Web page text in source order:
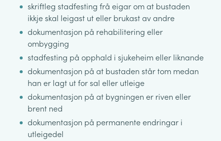
skriftleg stadfesting frå eigar om at bustaden
ikkje skal leigast ut eller brukast av andre
dokumentasjon på rehabilitering eller
ombygging
stadfesting på opphald i sjukeheim eller liknande
dokumentasjon på at bustaden står tom medan
han er lagt ut for sal eller utleige
dokumentasjon på at bygningen er riven eller
brent ned
dokumentasjon på permanente endringar i
utleigedel